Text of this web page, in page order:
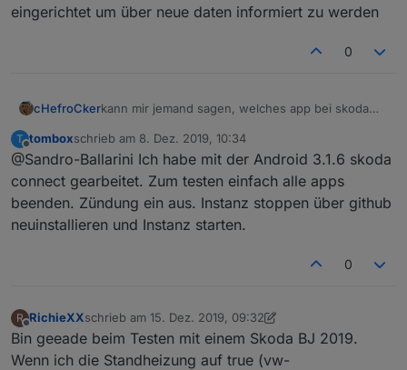
eingerichtet um über neue daten informiert zu werden
0
cHefroCkerkann mir jemand sagen, welches app bei skoda
3 oder 4 verschiedene skoda apps am laufen,
trotzdem will er mir die fahrdaten nicht
aktualisieren. ich habe jedes app aktiv geöffnet,
und mir einen telegram alarm eingerichtet um über
neue daten informiert zu werden
T
Offline
tomboxschrieb am 8. Dez. 2019, 10:34
zuletzt editiert von
@Sandro-Ballarini Ich habe mit der Android 3.1.6 skoda
connect gearbeitet. Zum testen einfach alle apps
beenden. Zündung ein aus. Instanz stoppen über github
neuinstallieren und Instanz starten.
0
R RichieXXschrieb am 15. Dez. 2019, 09:32
zuletzt editiert von RichieXX
Bin geeade beim Testen mit einem Skoda BJ 2019.
Wenn ich die Standheizung auf true (vw-